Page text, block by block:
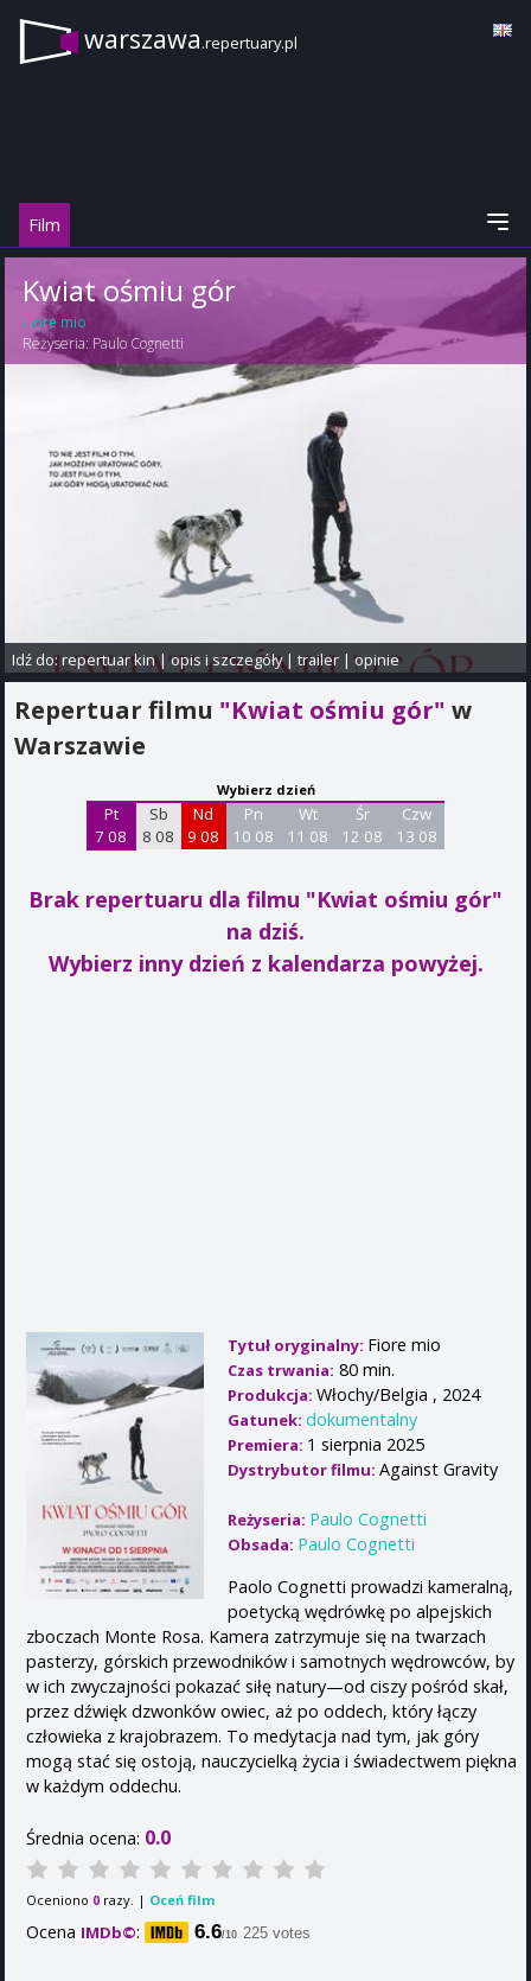
warszawa.repertuary.pl
Film
Kwiat ośmiu gór
Fiore mio
Reżyseria: Paulo Cognetti
Idź do:repertuar kin|opis i szczegóły|trailer |opinie
Repertuar filmu "Kwiat ośmiu gór" w
Warszawie
Wybierz dzień
Pt
7 08
Sb
8 08
Nd
9 08
Pn
10 08
Wt
11 08
Śr
12 08
Czw
13 08
Brak repertuaru dla filmu "Kwiat ośmiu gór"
na dziś.
Wybierz inny dzień z kalendarza powyżej.
Tytuł oryginalny: Fiore mio
Czas trwania: 80 min.
Produkcja: Włochy/Belgia , 2024
Gatunek: dokumentalny
Premiera: 1 sierpnia 2025
Dystrybutor filmu: Against Gravity
Reżyseria: Paulo Cognetti
Obsada: Paulo Cognetti
Paolo Cognetti prowadzi kameralną,
poetycką wędrówkę po alpejskich
zboczach Monte Rosa. Kamera zatrzymuje się na twarzach
pasterzy, górskich przewodników i samotnych wędrowców, by
w ich zwyczajności pokazać siłę natury—od ciszy pośród skał,
przez dźwięk dzwonków owiec, aż po oddech, który łączy
człowieka z krajobrazem. To medytacja nad tym, jak góry
mogą stać się ostoją, nauczycielką życia i świadectwem piękna
w każdym oddechu.
Średnia ocena: 0.0
Oceniono 0 razy. | Oceń film
Ocena IMDb©: 6.6/10 225 votes